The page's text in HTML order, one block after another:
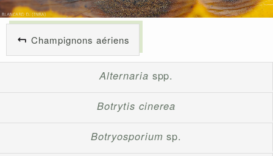
Champignons aériens
Alternaria spp.
Botrytis cinerea
Botryosporium sp.